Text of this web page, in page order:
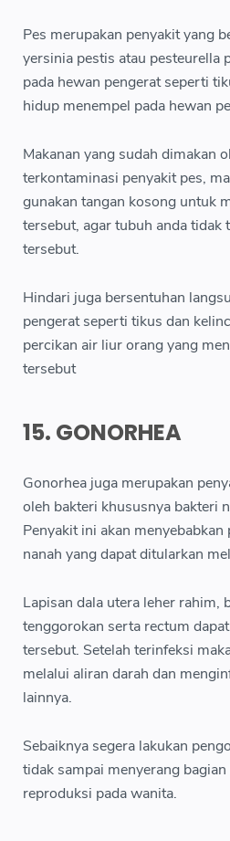
Pes merupakan penyakit yang
yersinia pestis atau pesteurella
pada hewan pengerat seperti
hidup menempel pada hewan
Makanan yang sudah dimakan
terkontaminasi penyakit pes,
gunakan tangan kosong untuk
tersebut, agar tubuh anda tidak
tersebut.
Hindari juga bersentuhan
pengerat seperti tikus dan
percikan air liur orang yang
tersebut
15. GONORHEA
Gonorhea juga merupakan
oleh bakteri khususnya bakteri
Penyakit ini akan
nanah yang dapat ditularkan
Lapisan dala utera leher rahim,
tenggorokan serta rectum
tersebut. Setelah terinfeksi
melalui aliran darah dan
lainnya.
Sebaiknya segera lakukan
tidak sampai menyerang
reproduksi pada wanita.